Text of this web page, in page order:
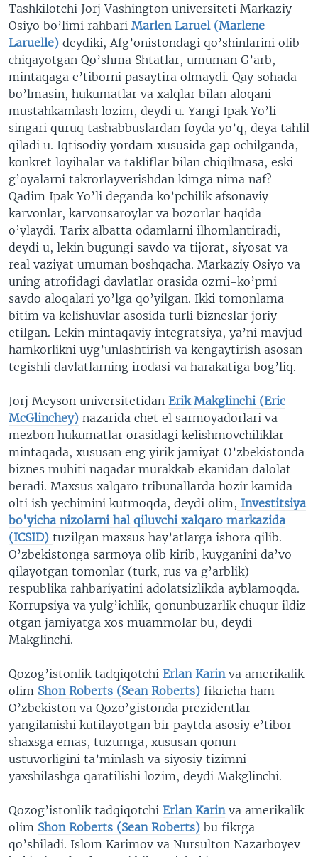
Tashkilotchi Jorj Vashington universiteti Markaziy
Osiyo bo’limi rahbari Marlen Laruel (Marlene
Laruelle) deydiki, Afg’onistondagi qo’shinlarini olib
chiqayotgan Qo’shma Shtatlar, umuman G’arb,
mintaqaga e’tiborni pasaytira olmaydi. Qay sohada
bo’lmasin, hukumatlar va xalqlar bilan aloqani
mustahkamlash lozim, deydi u. Yangi Ipak Yo’li
singari quruq tashabbuslardan foyda yo’q, deya tahlil
qiladi u. Iqtisodiy yordam xususida gap ochilganda,
konkret loyihalar va takliflar bilan chiqilmasa, eski
g’oyalarni takrorlayverishdan kimga nima naf?
Qadim Ipak Yo’li deganda ko’pchilik afsonaviy
karvonlar, karvonsaroylar va bozorlar haqida
o’ylaydi. Tarix albatta odamlarni ilhomlantiradi,
deydi u, lekin bugungi savdo va tijorat, siyosat va
real vaziyat umuman boshqacha. Markaziy Osiyo va
uning atrofidagi davlatlar orasida ozmi-ko’pmi
savdo aloqalari yo’lga qo’yilgan. Ikki tomonlama
bitim va kelishuvlar asosida turli bizneslar joriy
etilgan. Lekin mintaqaviy integratsiya, ya’ni mavjud
hamkorlikni uyg’unlashtirish va kengaytirish asosan
tegishli davlatlarning irodasi va harakatiga bog’liq.
Jorj Meyson universitetidan Erik Makglinchi (Eric
McGlinchey) nazarida chet el sarmoyadorlari va
mezbon hukumatlar orasidagi kelishmovchiliklar
mintaqada, xususan eng yirik jamiyat O’zbekistonda
biznes muhiti naqadar murakkab ekanidan dalolat
beradi. Maxsus xalqaro tribunallarda hozir kamida
olti ish yechimini kutmoqda, deydi olim, Investitsiya
bo'yicha nizolarni hal qiluvchi xalqaro markazida
(ICSID) tuzilgan maxsus hay’atlarga ishora qilib.
O’zbekistonga sarmoya olib kirib, kuyganini da’vo
qilayotgan tomonlar (turk, rus va g’arblik)
respublika rahbariyatini adolatsizlikda ayblamoqda.
Korrupsiya va yulg’ichlik, qonunbuzarlik chuqur ildiz
otgan jamiyatga xos muammolar bu, deydi
Makglinchi.
Qozog’istonlik tadqiqotchi Erlan Karinva amerikalik
olim Shon Roberts (Sean Roberts) fikricha ham
O’zbekiston va Qozo’gistonda prezidentlar
yangilanishi kutilayotgan bir paytda asosiy e’tibor
shaxsga emas, tuzumga, xususan qonun
ustuvorligini ta’minlash va siyosiy tizimni
yaxshilashga qaratilishi lozim, deydi Makglinchi.
Qozog’istonlik tadqiqotchi Erlan Karinva amerikalik
olim Shon Roberts (Sean Roberts) bu fikrga
qo’shiladi. Islom Karimov va Nursulton Nazarboyev